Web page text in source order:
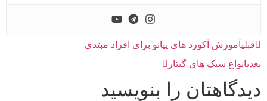
قبلیآموزش آکورد های پیانو برای افراد مبتدی
بعدیانواع سبک های گیتار
دیدگاهتان را بنویسید